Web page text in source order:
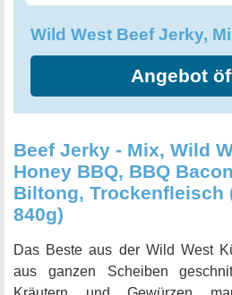
Wild West Beef Jerky,
Angebot
Beef Jerky - Mix, Wild
Honey BBQ, BBQ
Biltong, Trockenfleisch
840g)
Das Beste aus der Wild West
aus ganzen Scheiben